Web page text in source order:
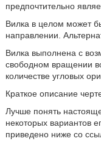
предпочтительно
Вилка в целом может
направлении.
Вилка выполнена с
свободном вращении
количестве угловых
Краткое описание
Лучше понять
некоторых вариантов
приведено ниже со